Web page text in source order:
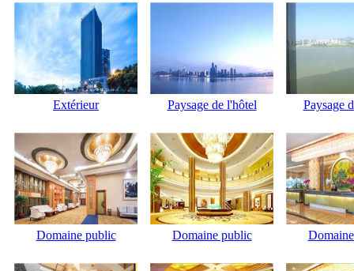
Extérieur Paysage de l'hôtel Paysage
Domaine public Domaine public